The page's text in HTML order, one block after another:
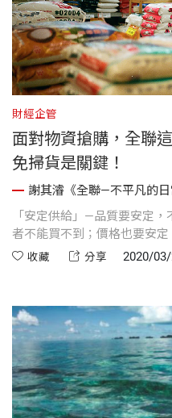
財經企管
面對物資搶購，全聯
免掃貨是關鍵！
謝其濬《全聯—不平凡的日
「安定供給」—品質要安定
者不能買不到；價格也要安定
收藏 分享 2020/